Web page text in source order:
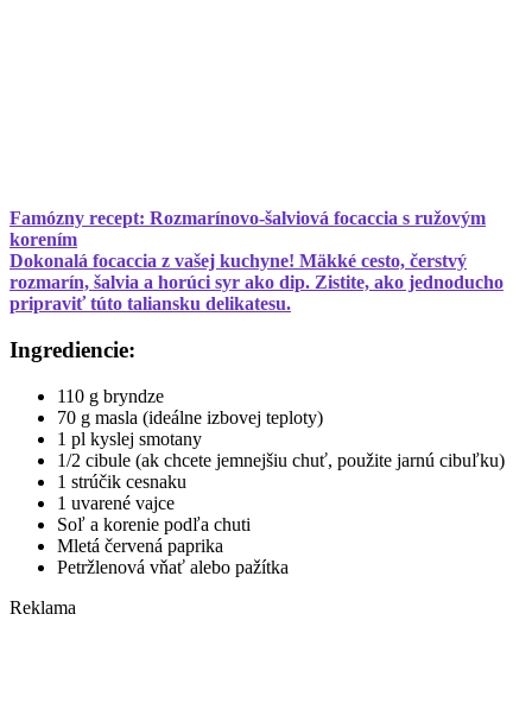
Famózny recept: Rozmarínovo-šalviová focaccia s ružovým
korením
Dokonalá focaccia z vašej kuchyne! Mäkké cesto, čerstvý
rozmarín, šalvia a horúci syr ako dip. Zistite, ako jednoducho
pripraviť túto taliansku delikatesu.
Ingrediencie:
110 g bryndze
70 g masla (ideálne izbovej teploty)
1 pl kyslej smotany
1/2 cibule (ak chcete jemnejšiu chuť, použite jarnú cibuľku)
1 strúčik cesnaku
1 uvarené vajce
Soľ a korenie podľa chuti
Mletá červená paprika
Petržlenová vňať alebo pažítka
Reklama